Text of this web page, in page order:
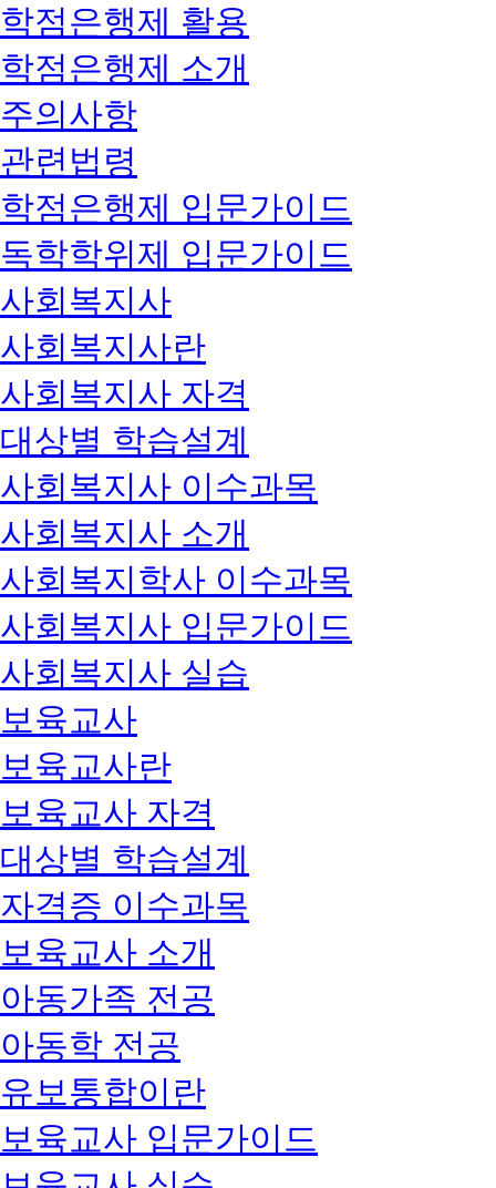
학점은행제 활용
학점은행제 소개
주의사항
관련법령
학점은행제 입문가이드
독학학위제 입문가이드
사회복지사
사회복지사란
사회복지사 자격
대상별 학습설계
사회복지사 이수과목
사회복지사 소개
사회복지학사 이수과목
사회복지사 입문가이드
사회복지사 실습
보육교사
보육교사란
보육교사 자격
대상별 학습설계
자격증 이수과목
보육교사 소개
아동가족 전공
아동학 전공
유보통합이란
보육교사 입문가이드